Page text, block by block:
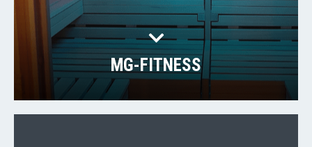
MG-FITNESS